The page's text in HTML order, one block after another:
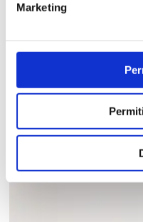
Marketing
Bañera para colchón de
925,00€